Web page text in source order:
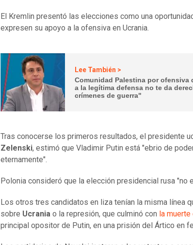
El Kremlin presentó las elecciones como una
expresen su apoyo a la ofensiva en Ucrania.
Lee También >
Comunidad Palestina por ofensiva
a la legítima defensa no te da
crímenes de guerra"
Tras conocerse los primeros resultados, el presidente
Zelenski, estimó que Vladimir Putin está "ebrio de
eternamente".
Polonia consideró que la elección presidencial rusa "no
Los otros tres candidatos en liza tenían la misma línea
sobre Ucrania o la represión, que culminó con la
principal opositor de Putin, en una prisión del Ártico en